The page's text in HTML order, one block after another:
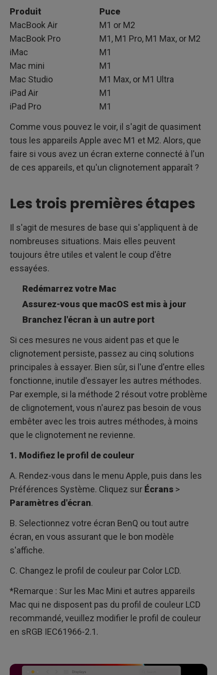
Produit
Puce
MacBook Air
M1 or M2
MacBook Pro
M1, M1 Pro, M1 Max, or M2
iMac
M1
Mac mini
M1
Mac Studio
M1 Max, or M1 Ultra
iPad Air
M1
iPad Pro
M1
Comme vous pouvez le voir, il s'agit de quasiment
tous les appareils Apple avec M1 et M2. Alors, que
faire si vous avez un écran externe connecté à l'un
de ces appareils, et qu'un clignotement apparaît ?
Les trois premières étapes
Il s'agit de mesures de base qui s'appliquent à de
nombreuses situations. Mais elles peuvent
toujours être utiles et valent le coup d'être
essayées.
Redémarrez votre Mac
Assurez-vous que macOS est mis à jour
Branchez l'écran à un autre port
Si ces mesures ne vous aident pas et que le
clignotement persiste, passez au cinq solutions
principales à essayer. Bien sûr, si l'une d'entre elles
fonctionne, inutile d'essayer les autres méthodes.
Par exemple, si la méthode 2 résout votre problème
de clignotement, vous n'aurez pas besoin de vous
embêter avec les trois autres méthodes, à moins
que le clignotement ne revienne.
1. Modifiez le profil de couleur
A. Rendez-vous dans le menu Apple, puis dans les
Préférences Système. Cliquez sur Écrans >
Paramètres d'écran.
B. Selectionnez votre écran BenQ ou tout autre
écran, en vous assurant que le bon modèle
s'affiche.
C. Changez le profil de couleur par Color LCD.
*Remarque : Sur les Mac Mini et autres appareils
Mac qui ne disposent pas du profil de couleur LCD
recommandé, veuillez modifier le profil de couleur
en sRGB IEC61966-2.1.